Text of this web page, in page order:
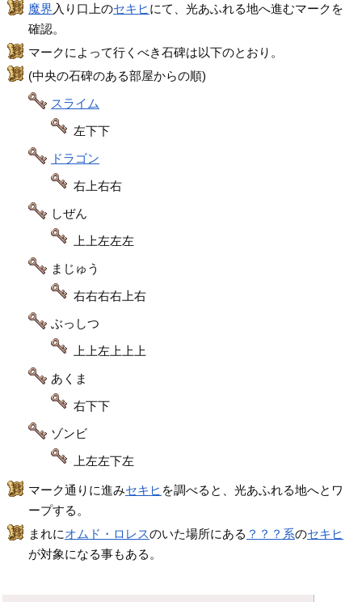
魔界 入り口上のセキヒ にて、光あふれる地へ進むマークを
確認。
マークによって行くべき石碑は以下のとおり。
(中央の石碑のある部屋からの順)
スライム
左下下
ドラゴン
右上右右
しぜん
上上左左左
まじゅう
右右右右上右
ぶっしつ
上上左上上上
あくま
右下下
ゾンビ
上左左下左
マーク通りに進みセキヒ を調べると、光あふれる地へとワ
ープする。
まれにオムド・ロレスのいた場所にある ？？？系のセキヒ
が対象になる事もある。